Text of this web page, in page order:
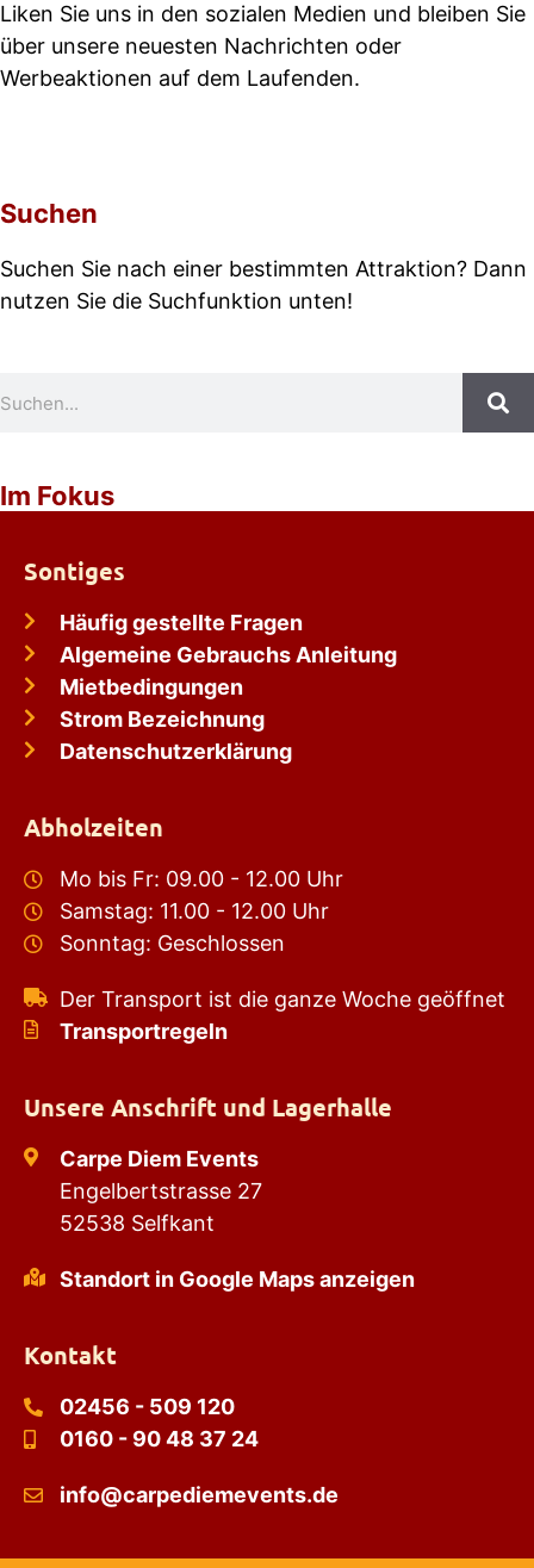
Züruck nach Event Modulen Vermietung
Liken Sie uns in den sozialen Medien und bleiben Sie
über unsere neuesten Nachrichten oder
Werbeaktionen auf dem Laufenden.
Suchen
Suchen Sie nach einer bestimmten Attraktion? Dann
nutzen Sie die Suchfunktion unten!
Im Fokus
Sontiges
Häufig gestellte Fragen
Algemeine Gebrauchs Anleitung
Mietbedingungen
Strom Bezeichnung
Datenschutzerklärung
Abholzeiten
Mo bis Fr: 09.00 - 12.00 Uhr
Samstag: 11.00 - 12.00 Uhr
Sonntag: Geschlossen
Der Transport ist die ganze Woche geöffnet
Transportregeln
Unsere Anschrift und Lagerhalle
Carpe Diem Events
Engelbertstrasse 27
52538 Selfkant
Standort in Google Maps anzeigen
Kontakt
02456 - 509 120
0160 - 90 48 37 24
info@carpediemevents.de